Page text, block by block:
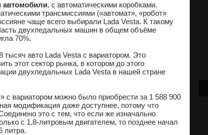
автомобили, с автоматическими коробками.
трансмиссиями («автомат», «робот»
чаще всего выбирали Lada Vesta. К такому
двухпедальных машин в общем объёме
70%.
авто Lada Vesta с вариатором. Это
этот сектор рынка, в котором до этого
двухпедальных Lada Vesta в нашей стране
с вариатором можно было приобрести за 1 588 900
модификация даже доступнее, потому что
это с тем, что если же изначально
с 1,8-литровым двигателем, то позднее начал
литра.